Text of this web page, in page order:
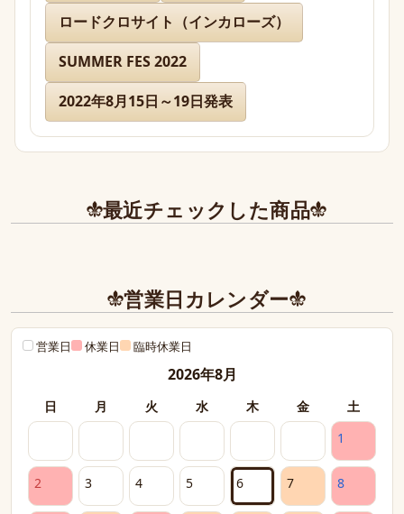
送り下さりまして有難うございました。
どのお品物も画像で見た以上に美しく、お迎えでき
て本当に嬉しかったです。
また、丁寧であたたかいお手紙やプレゼントまで同
封下さり有難うございました！感激致しました。
また今後とも利用させて頂きたく染み入りました。
ロードクロサイト（インカローズ）
SUMMER FES 2022
2022年8月15日～19日発表
最近チェックした商品
営業日カレンダー
営業日 休業日 臨時休業日
2026年8月
日 月 火 水 木 金
土
1
2 3 4 5 6 7 8